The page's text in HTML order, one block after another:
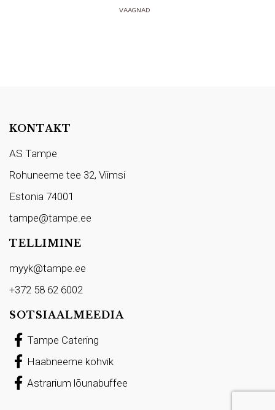
VAAGNAD
KONTAKT
AS Tampe
Rohuneeme tee 32, Viimsi
Estonia 74001
tampe@tampe.ee
TELLIMINE
myyk@tampe.ee
+372 58 62 6002
SOTSIAALMEEDIA
Tampe Catering
Haabneeme kohvik
Astrarium lõunabuffee